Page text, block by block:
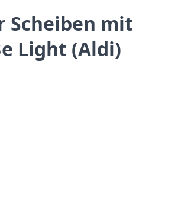
Scheiben mit
Light (Aldi)